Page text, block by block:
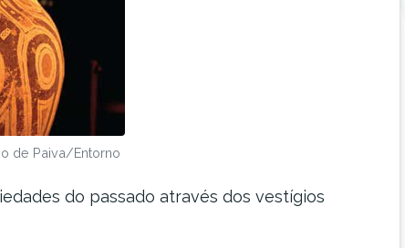
de Paiva/Entorno
do passado através dos vestígios